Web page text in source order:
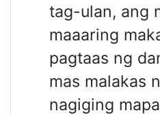
tag-ulan, ang
maaaring
pagtaas ng
mas malakas
nagiging